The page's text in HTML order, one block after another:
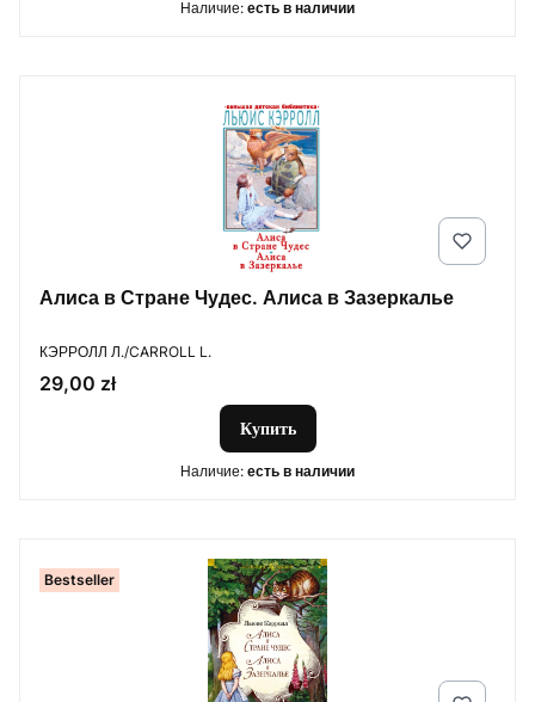
Наличие: есть в наличии
Алиса в Стране Чудес. Алиса в Зазеркалье
ПРОИЗВОДИТЕЛЬ
КЭРРОЛЛ Л./CARROLL L.
Цена
29,00 zł
Купить
Наличие: есть в наличии
Bestseller